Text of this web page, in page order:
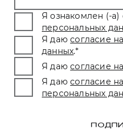
Я ознакомлен (-а)
персональных
Я даю согласие
данных.*
Я даю согласие
Я даю согласие
персональных